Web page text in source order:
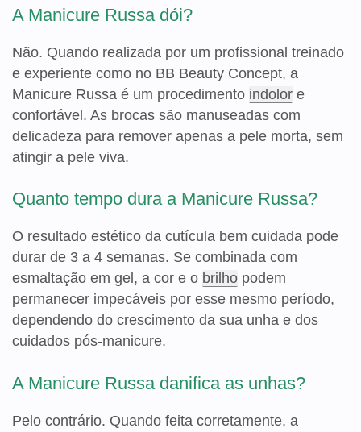
A Manicure Russa dói?
Não. Quando realizada por um profissional treinado
e experiente como no BB Beauty Concept, a
Manicure Russa é um procedimento indolor e
confortável. As brocas são manuseadas com
delicadeza para remover apenas a pele morta, sem
atingir a pele viva.
Quanto tempo dura a Manicure Russa?
O resultado estético da cutícula bem cuidada pode
durar de 3 a 4 semanas. Se combinada com
esmaltação em gel, a cor e o brilho podem
permanecer impecáveis por esse mesmo período,
dependendo do crescimento da sua unha e dos
cuidados pós-manicure.
A Manicure Russa danifica as unhas?
Pelo contrário. Quando feita corretamente, a